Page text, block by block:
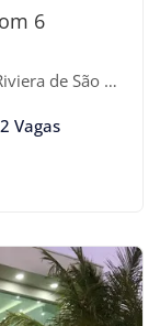
6
Bertioga-SP
2 Vagas